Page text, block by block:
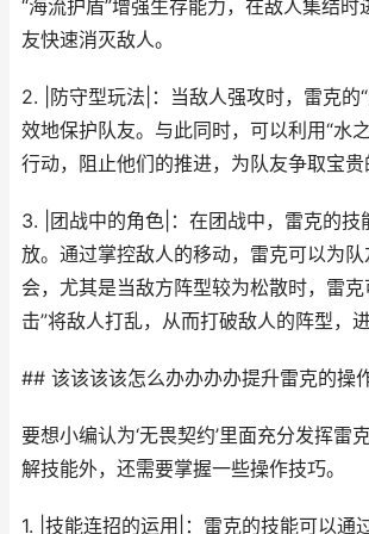
“海流护盾”增强生存能力，在敌人集结时
友快速消灭敌人。
2. |防守型玩法|：当敌人强攻时，雷克的
效地保护队友。与此同时，可以利用“水
行动，阻止他们的推进，为队友争取宝贵
3. |团战中的角色|：在团战中，雷克的技
放。通过掌控敌人的移动，雷克可以为
会，尤其是当敌方阵型较为松散时，雷克
击”将敌人打乱，从而打破敌人的阵型，
## 该该该该怎么办办办办提升雷克的操
要想小编认为‘无畏契约’里面充分发挥雷
解技能外，还需要掌握一些操作技巧。
1. |技能连招的运用|：雷克的技能可以通